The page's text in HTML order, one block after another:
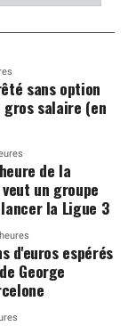
sans option
salaire (en
de la
un groupe
la Ligue 3
d'euros espérés
George